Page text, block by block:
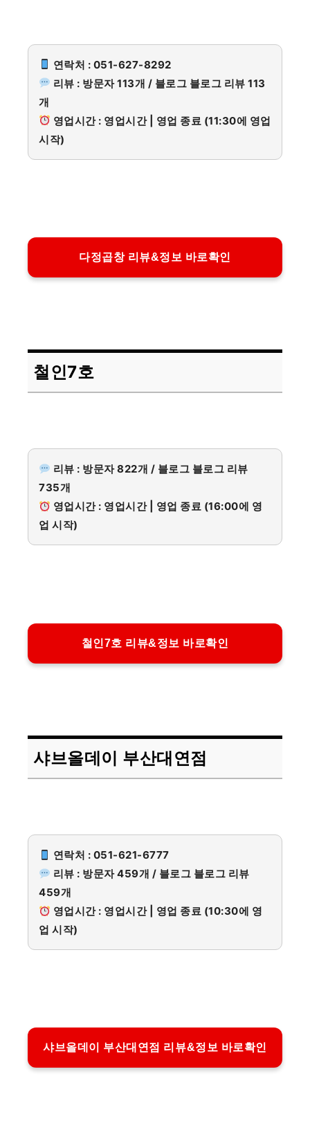
연락처 : 051-627-8292
리뷰 : 방문자 113개 / 블로그 블로그 리뷰 113
개
영업시간 : 영업시간 | 영업 종료 (11:30에 영업
시작)
다정곱창 리뷰&정보 바로확인
철인7호
리뷰 : 방문자 822개 / 블로그 블로그 리뷰
735개
영업시간 : 영업시간 | 영업 종료 (16:00에 영
업 시작)
철인7호 리뷰&정보 바로확인
샤브올데이 부산대연점
연락처 : 051-621-6777
리뷰 : 방문자 459개 / 블로그 블로그 리뷰
459개
영업시간 : 영업시간 | 영업 종료 (10:30에 영
업 시작)
샤브올데이 부산대연점 리뷰&정보 바로확인